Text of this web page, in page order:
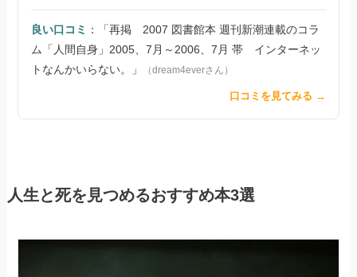
良い口コミ
：「再掲 2007 図書館本 週刊新潮連載のコラ
ム「人間自身」2005、7月～2006、7月 帯 インターネッ
トなんかいらない。」
（dream4everさん）
口コミを見てみる →
人生と死を見つめるおすすめ本3選